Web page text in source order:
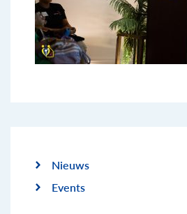
Nieuws
Events